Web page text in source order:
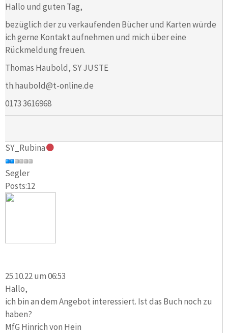
Hallo und guten Tag,
bezüglich der zu verkaufenden Bücher und Karten würde
ich gerne Kontakt aufnehmen und mich über eine
Rückmeldung freuen.
Thomas Haubold, SY JUSTE
th.haubold@t-online.de
0173 3616968
SY_Rubina
Segler
Posts:12
25.10.22 um 06:53
Hallo,
ich bin an dem Angebot interessiert. Ist das Buch noch zu
haben?
MfG Hinrich von Hein